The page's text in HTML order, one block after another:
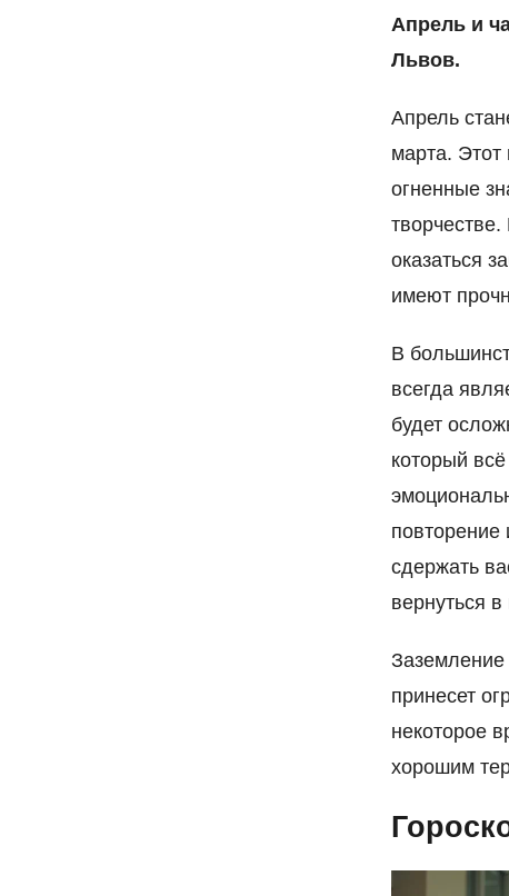
Апрель и
Львов.
Апрель
марта. Этот
огненные
творчестве.
оказаться
имеют
В
всегда
будет
который
сдержать
вернуться
Заземление
принесет
некоторое
хорошим